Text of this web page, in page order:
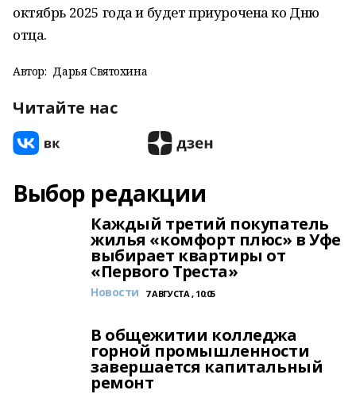
октябрь 2025 года и будет приурочена ко Дню
отца.
Автор: Дарья Святохина
Читайте нас
Выбор редакции
Каждый третий покупатель
жилья «комфорт плюс» в Уфе
выбирает квартиры от
«Первого Треста»
Новости 7 АВГУСТА , 10:05
В общежитии колледжа
горной промышленности
завершается капитальный
ремонт